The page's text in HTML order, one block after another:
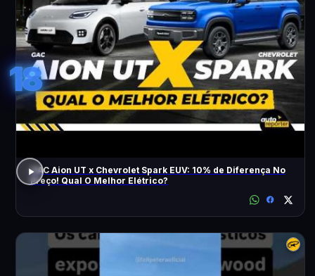
18
GAC Aion UT x Chevrolet Spark EUV: 10% de Diferença No
Preço! Qual O Melhor Elétrico?